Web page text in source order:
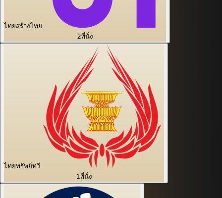
ไทยสร้างไทย
2ที่นั่ง
ไทยทรัพย์ทวี
1ที่นั่ง